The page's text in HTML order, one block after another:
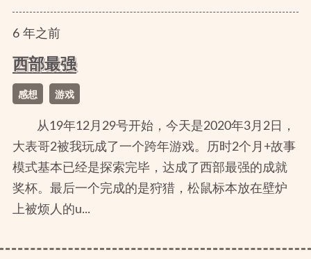
6年之前
西部最强
感想 游戏
从19年12月29号开始，今天是2020年3月2日，
大表哥2被我玩成了一个跨年游戏。历时2个月+故事
模式基本已经是探索完毕，达成了西部最强的成就
奖杯。最后一个完成的是狩猎，松鼠标本放在壁炉
上被烦人的u...